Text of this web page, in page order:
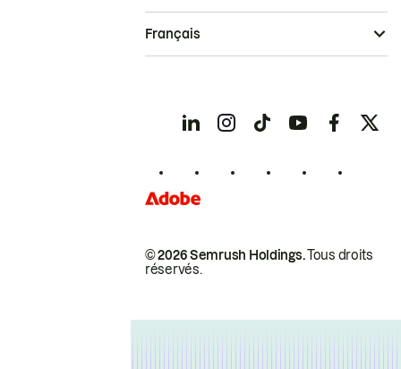
© 2026 Semrush Holdings.Tous droits
réservés.
Français